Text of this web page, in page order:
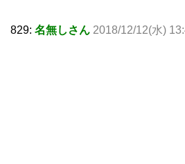
829: 名無しさん 2018/12/12(水)